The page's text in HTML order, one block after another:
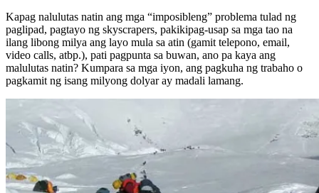
Kapag nalulutas natin ang mga “imposibleng” problema tulad ng
paglipad, pagtayo ng skyscrapers, pakikipag-usap sa mga tao na
ilang libong milya ang layo mula sa atin (gamit telepono, email,
video calls, atbp.), pati pagpunta sa buwan, ano pa kaya ang
malulutas natin? Kumpara sa mga iyon, ang pagkuha ng trabaho o
pagkamit ng isang milyong dolyar ay madali lamang.